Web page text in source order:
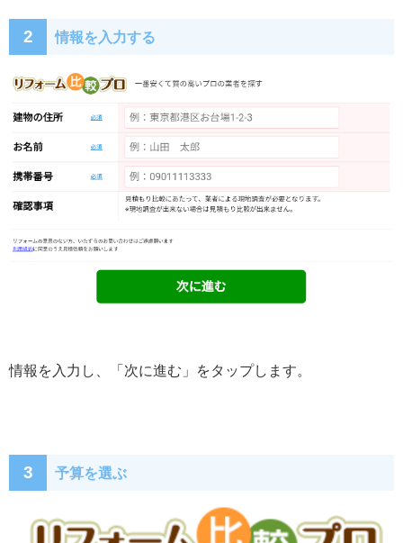
2 情報を入力する
情報を入力し、「次に進む」をタップします。
3 予算を選ぶ